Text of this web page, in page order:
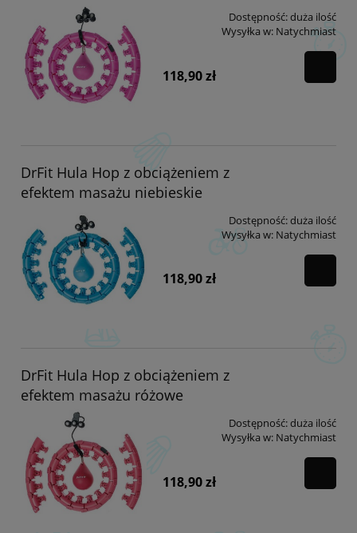
Dostępność:duża ilość
Wysyłka w: Natychmiast
118,90 zł
DrFit Hula Hop z obciążeniem z
efektem masażu niebieskie
Dostępność:duża ilość
Wysyłka w: Natychmiast
118,90 zł
DrFit Hula Hop z obciążeniem z
efektem masażu różowe
Dostępność:duża ilość
Wysyłka w: Natychmiast
118,90 zł